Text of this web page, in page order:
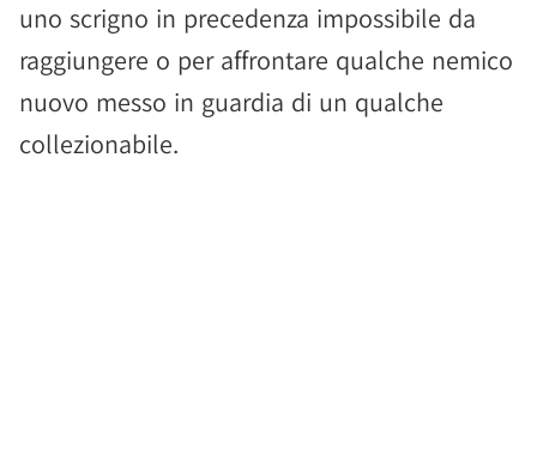
uno scrigno in precedenza impossibile da
raggiungere o per affrontare qualche nemico
nuovo messo in guardia di un qualche
collezionabile.